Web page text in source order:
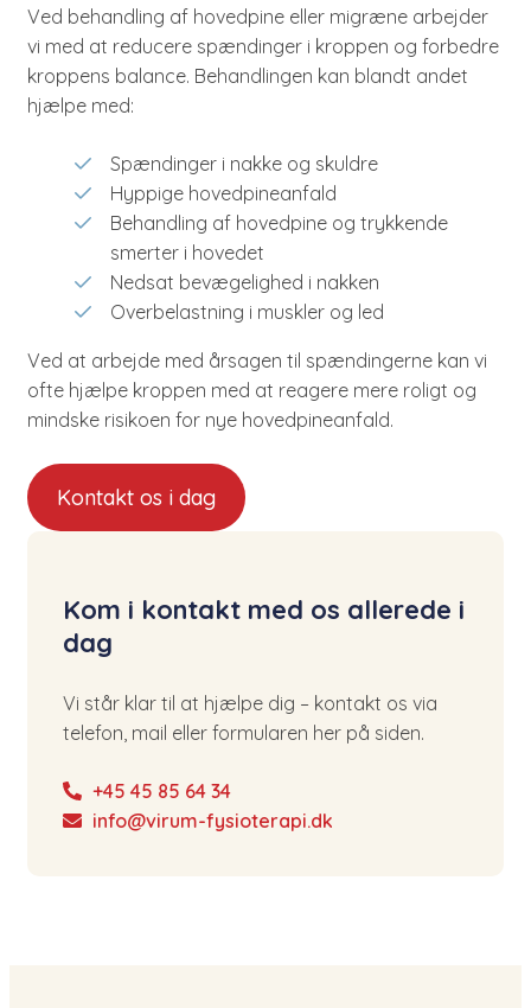
Ved behandling af hovedpine eller migræne arbejder
vi med at reducere spændinger i kroppen og forbedre
kroppens balance. Behandlingen kan blandt andet
hjælpe med:
Spændinger i nakke og skuldre
Hyppige hovedpineanfald
Behandling af hovedpine og trykkende
smerter i hovedet
Nedsat bevægelighed i nakken
Overbelastning i muskler og led
Ved at arbejde med årsagen til spændingerne kan vi
ofte hjælpe kroppen med at reagere mere roligt og
mindske risikoen for nye hovedpineanfald.
Kontakt os i dag
Kom i kontakt med os allerede i
dag
Vi står klar til at hjælpe dig – kontakt os via
telefon, mail eller formularen her på siden.
+45 45 85 64 34
info@virum-fysioterapi.dk